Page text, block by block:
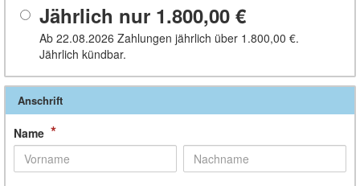
Jährlich nur 1.800,00 €
Ab 22.08.2026 Zahlungen jährlich über 1.800,00 €.
Jährlich kündbar.
Anschrift
Name *